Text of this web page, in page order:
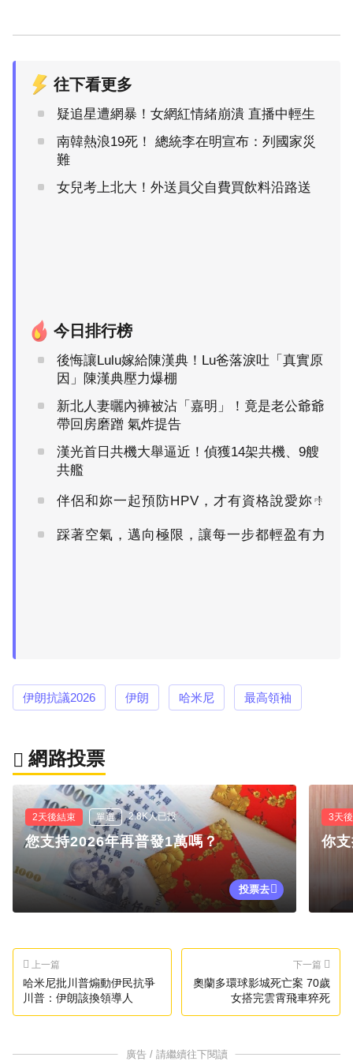
往下看更多
疑追星遭網暴！女網紅情緒崩潰 直播中輕生
南韓熱浪19死！ 總統李在明宣布：列國家災
難
女兒考上北大！外送員父自費買飲料沿路送
今日排行榜
後悔讓Lulu嫁給陳漢典！Lu爸落淚吐「真實原
因」陳漢典壓力爆棚
新北人妻曬內褲被沾「嘉明」！竟是老公爺爺
帶回房磨蹭 氣炸提告
漢光首日共機大舉逼近！偵獲14架共機、9艘
共艦
伴侶和妳一起預防HPV，才有資格說愛妳！
PR
踩著空氣，邁向極限，讓每一步都輕盈有力
PR
伊朗抗議2026 伊朗 哈米尼 最高領袖
網路投票
2天後結束 單選 2.8K人已投
您支持2026年再普發1萬嗎？
投票去
3天
你
上一篇
哈米尼批川普煽動伊民抗爭
川普：伊朗該換領導人
下一篇
奧蘭多環球影城死亡案 70歲
女搭完雲霄飛車猝死
廣告 / 請繼續往下閱讀